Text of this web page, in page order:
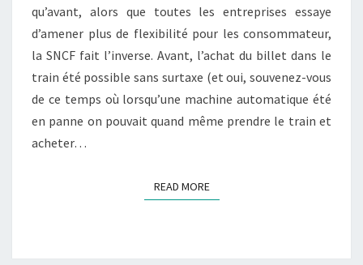
qu’avant, alors que toutes les entreprises essaye
d’amener plus de flexibilité pour les consommateur,
la SNCF fait l’inverse. Avant, l’achat du billet dans le
train été possible sans surtaxe (et oui, souvenez-vous
de ce temps où lorsqu’une machine automatique été
en panne on pouvait quand même prendre le train et
acheter…
READ MOREREAD MORE